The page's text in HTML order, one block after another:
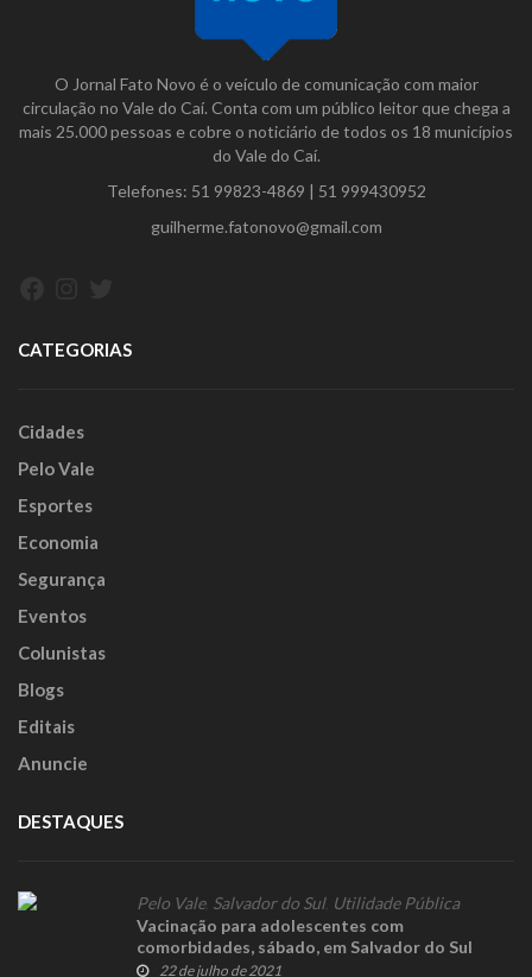
O Jornal Fato Novo é o veículo de comunicação com maior
circulação no Vale do Caí. Conta com um público leitor que chega a
mais 25.000 pessoas e cobre o noticiário de todos os 18 municípios
do Vale do Caí.
Telefones: 51 99823-4869 | 51 999430952
guilherme.fatonovo@gmail.com
CATEGORIAS
Cidades
Pelo Vale
Esportes
Economia
Segurança
Eventos
Colunistas
Blogs
Editais
Anuncie
DESTAQUES
Pelo Vale, Salvador do Sul, Utilidade Pública
Vacinação para adolescentes com
comorbidades, sábado, em Salvador do Sul
22 de julho de 2021